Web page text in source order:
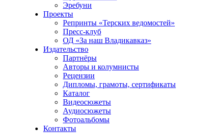
Эребуни
Проекты
Репринты «Терских ведомостей»
Пресс-клуб
ОД «За наш Владикавказ»
Издательство
Партнёры
Авторы и колумнисты
Рецензии
Дипломы, грамоты, сертификаты
Каталог
Видеосюжеты
Аудиосюжеты
Фотоальбомы
Контакты